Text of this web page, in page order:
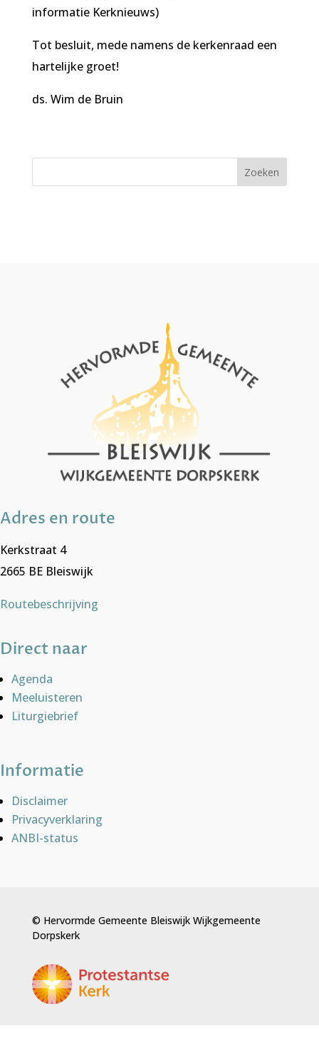
informatie Kerknieuws)
Tot besluit, mede namens de kerkenraad een
hartelijke groet!
ds. Wim de Bruin
Adres en route
Kerkstraat 4
2665 BE Bleiswijk
Routebeschrijving
Direct naar
Agenda
Meeluisteren
Liturgiebrief
Informatie
Disclaimer
Privacyverklaring
ANBI-status
© Hervormde Gemeente Bleiswijk Wijkgemeente
Dorpskerk